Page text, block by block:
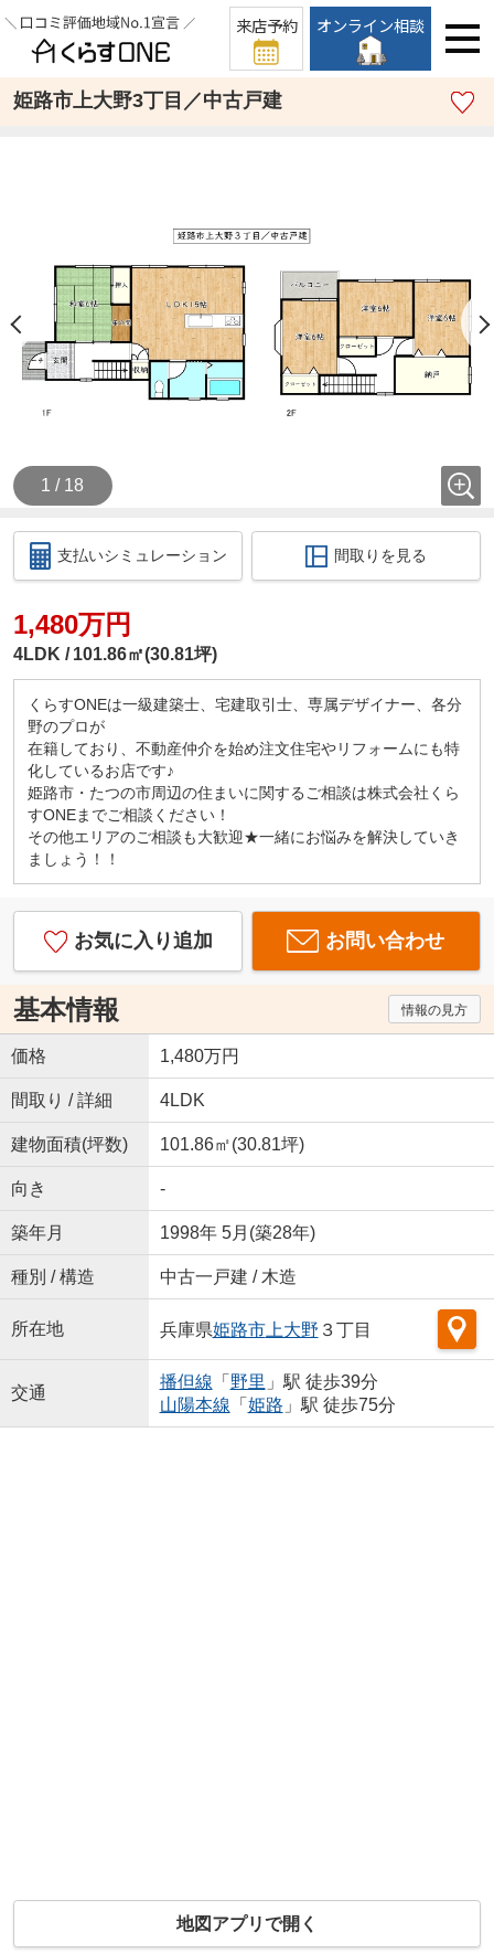
来店予約 オンライン相談
姫路市上大野3丁目／中古戸建
1 / 18
支払いシミュレーション 間取りを見る
1,480万円
4LDK 101.86㎡(30.81坪)
くらすONEは一級建築士、宅建取引士、専属デザイナー、各分
野のプロが
在籍しており、不動産仲介を始め注文住宅やリフォームにも特
化しているお店です♪
姫路市・たつの市周辺の住まいに関するご相談は株式会社くら
すONEまでご相談ください！
その他エリアのご相談も大歓迎★一緒にお悩みを解決していき
ましょう！！
お気に入り追加 お問い合わせ
基本情報 情報の見方
価格 1,480万円
間取り / 詳細 4LDK
建物面積(坪数) 101.86㎡(30.81坪)
向き -
築年月 1998年 5月(築28年)
種別 / 構造 中古一戸建 / 木造
所在地 兵庫県姫路市上大野 ３丁目
交通
播但線 「 野里 」駅 徒歩39分
山陽本線 「 姫路 」駅 徒歩75分
地図アプリで開く